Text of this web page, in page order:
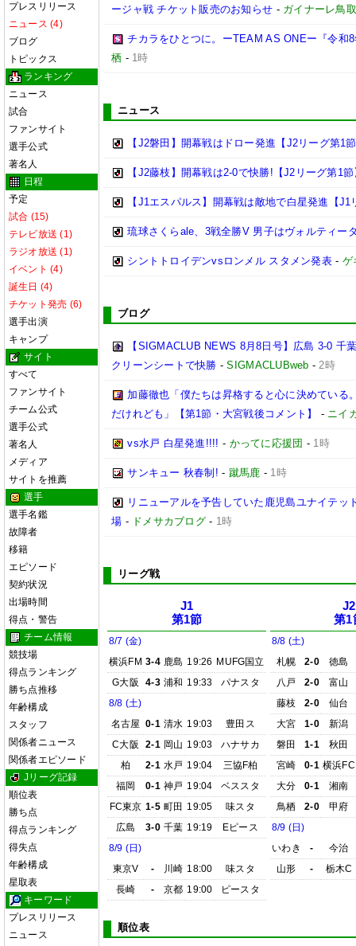
プレスリリース
ニュース (4)
ブログ
トピックス
ランキング
ニュース
試合
ファンサイト
選手公式
著名人
日程
予定
試合 (15)
テレビ放送 (1)
ラジオ放送 (1)
イベント (4)
誕生日 (4)
チケット発売 (6)
選手出演
キャンプ
サイト
すべて
ファンサイト
チーム公式
選手公式
著名人
メディア
サイトを推薦
選手
選手名鑑
故障者
移籍
エピソード
契約状況
出場時間
得点・警告
チーム情報
競技場
得点ランキング
勝ち点推移
年齢構成
スタッフ
関係者ニュース
関係者エピソード
Jリーグ記録
順位表
勝ち点
得点ランキング
得失点
年齢構成
星取表
キーワード
プレスリリース
ニュース
ージャ戦 チケット販売のお知らせ - ガイナーレ鳥取
チカラをひとつに。ーTEAM AS ONEー『令和
栖 - 1時
ニュース
【J2磐田】開幕戦はドロー発進【J2リーグ第1
【J2藤枝】開幕戦は2-0で快勝!【J2リーグ第1節
【J1エスパルス】開幕戦は敵地で白星発進【J1
琉球さくらale、3戦全勝V 男子はヴォルティー
シントトロイデンvsロンメル スタメン発表- ゲ
ブログ
【SIGMACLUB NEWS 8月8日号】広島 3-0
クリーンシートで快勝 -SIGMACLUBweb -2時
加藤徹也「僕たちは昇格すると心に決めてい
だけれども」【第1節・大宮戦後コメント】
- ニイ
vs水戸 白星発進!!!! - かってに応援団 - 1時
サンキュー 秋春制! - 蹴馬鹿 - 1時
リニューアルを予告していた鹿児島ユナイテッ
場 - ドメサカブログ- 1時
リーグ戦
J1
第1節
8/7 (金)
横浜FM 3-4 鹿島 19:26 MUFG国立
G大阪
4-3 浦和 19:33
パナスタ
8/8 (土)
名古屋 0-1 清水 19:03
豊田ス
C大阪
2-1 岡山 19:03
ハナサカ
柏
2-1 水戸 19:04
三協F柏
福岡
0-1 神戸 19:04
ベススタ
FC東京 1-5 町田 19:05
味スタ
広島
3-0 千葉 19:19
Eピース
8/9 (日)
東京V
- 川崎 18:00
味スタ
長崎
- 京都 19:00 ピースタ
J2
第1
8/8 (土)
札幌
2-0
徳島
八戸
2-0
富山
藤枝
2-0
仙台
大宮
1-0
新潟
磐田
1-1
秋田
宮崎
0-1 横浜FC
大分
0-1
湘南
鳥栖
2-0
甲府
8/9 (日)
いわき
-
今治
山形
- 栃木C
順位表